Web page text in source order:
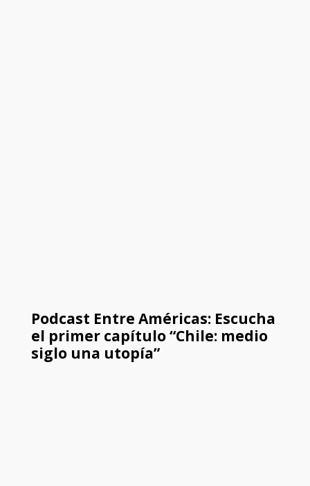
Podcast Entre Américas: Escucha
el primer capítulo “Chile: medio
siglo una utopía”